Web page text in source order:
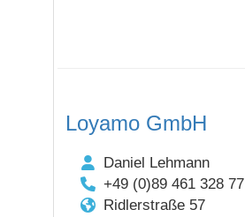
Loyamo GmbH
Daniel Lehmann
+49 (0)89 461 328 77
Ridlerstraße 57